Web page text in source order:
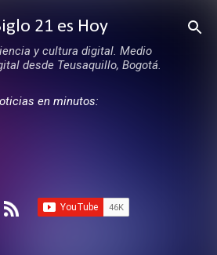
contenido principal
21 es Hoy
y cultura digital. Medio
desde Teusaquillo, Bogotá.
en minutos: